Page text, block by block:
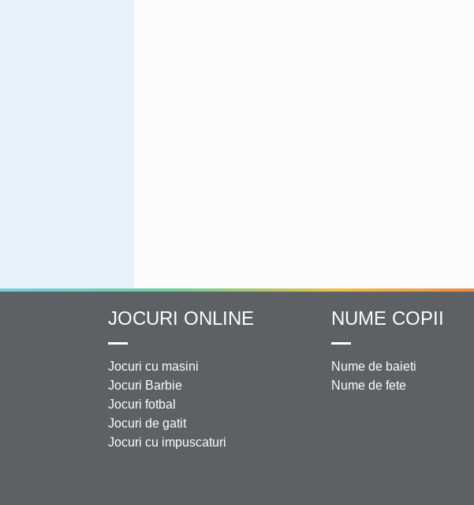
JOCURI ONLINE
Jocuri cu masini
Jocuri Barbie
Jocuri fotbal
Jocuri de gatit
Jocuri cu impuscaturi
NUME COPII
Nume de baieti
Nume de fete